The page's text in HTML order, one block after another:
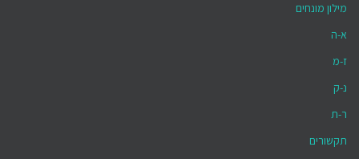
מילון מונחים
א-ה
ז-מ
נ-ק
ר-ת
תקשורים